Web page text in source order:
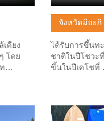
คียง
โดย
ท…
จังหวัดมิยะกิ
ได้รับการขึ้นท
ชาติในปีโชวะ
ขึ้นในปีเคโชที่
ดูข้อมูลพื้นฐาน